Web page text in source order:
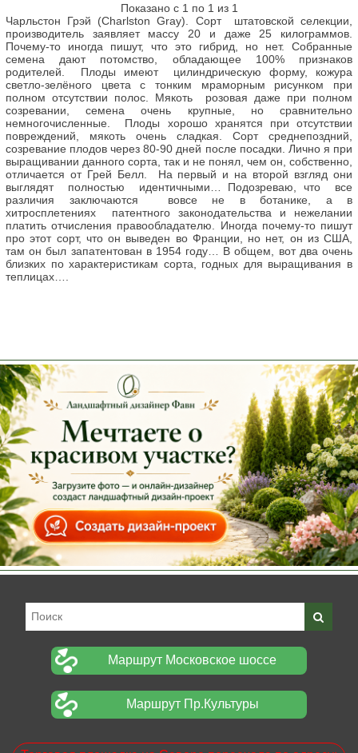
Показано с 1 по 1 из 1
Чарльстон Грэй (Charlston Gray). Сорт штатовской селекции,
производитель заявляет массу 20 и даже 25 килограммов.
Почему-то иногда пишут, что это гибрид, но нет. Собранные
семена дают потомство, обладающее 100% признаков
родителей. Плоды имеют цилиндрическую форму, кожура
светло-зелёного цвета с тонким мраморным рисунком при
полном отсутствии полос. Мякоть розовая даже при полном
созревании, семена очень крупные, но сравнительно
немногочисленные. Плоды хорошо хранятся при отсутствии
повреждений, мякоть очень сладкая. Сорт среднепоздний,
созревание плодов через 80-90 дней после посадки. Лично я при
выращивании данного сорта, так и не понял, чем он, собственно,
отличается от Грей Белл. На первый и на второй взгляд они
выглядят полностью идентичными… Подозреваю, что все
различия заключаются вовсе не в ботанике, а в
хитросплетениях патентного законодательства и нежелании
платить отчисления правообладателю. Иногда почему-то пишут
про этот сорт, что он выведен во Франции, но нет, он из США,
там он был запатентован в 1954 году… В общем, вот два очень
близких по характеристикам сорта, годных для выращивания в
теплицах….
Маршрут Московское шоссе
Маршрут Пр.Культуры